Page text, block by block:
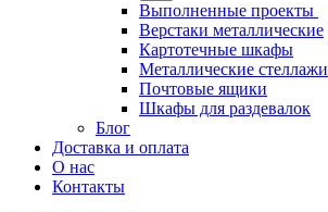
Выполненные проекты
Верстаки металлические
Картотечные шкафы
Металлические стеллажи
Почтовые ящики
Шкафы для раздевалок
Блог
Доставка и оплата
О нас
Контакты